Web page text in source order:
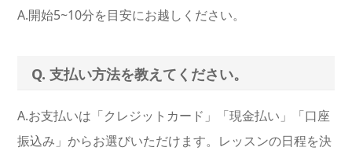
A.開始5~10分を目安にお越しください。
Q. 支払い方法を教えてください。
A.お支払いは「クレジットカード」「現金払い」「口座
振込み」からお選びいただけます。レッスンの日程を決